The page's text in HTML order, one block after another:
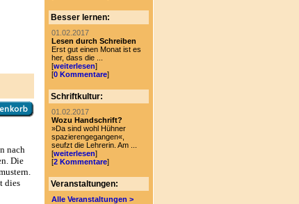
nach
Die
dies
Besser lernen:
01.02.2017
Lesen durch Schreiben
Erst gut einen Monat ist es
her, dass die ...
[weiterlesen]
[0 Kommentare]
Schriftkultur:
01.02.2017
Wozu Handschrift?
»Da sind wohl Hühner
spazierengegangen«,
seufzt die Lehrerin. Am ...
[weiterlesen]
[2 Kommentare]
Veranstaltungen:
Alle Veranstaltungen >